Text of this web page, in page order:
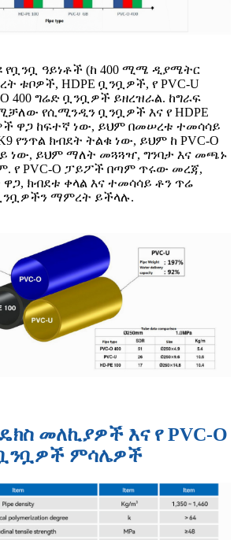
የቧንቧ ዓይነቶች (ከ 400 ሚሜ ዲያሜትር
ቱቦዎች, HDPE ቧንቧዎች, የ PVC-U
O 400 ግሬድ ቧንቧዎች ይዘረዝራል. ከግራፍ
የሲሚንዲን ቧንቧዎች እና የ HDPE
ዋጋ ከፍተኛ ነው, ይህም በመሠረቱ ተመሳሳይ
የንጥል ክብደት ትልቁ ነው, ይህም ከ PVC-O
ነው, ይህም ማለት መጓጓዣ, ግንባታ እና መጫኑ
የ PVC-O ፓይፖች በጣም ጥሩው መረጃ,
ክብደቱ ቀላል እና ተመሳሳይ ቶን ጥሬ
ማምረት ይችላሉ.
መለኪያዎች እና የ PVC-O
ምሳሌዎች